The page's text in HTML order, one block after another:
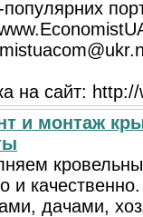
популярних
на сайт:
и монтаж
и
дачами,